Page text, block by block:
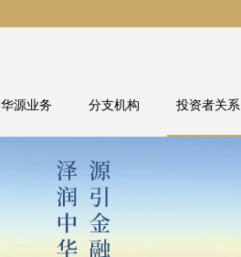
华源业务 分支机构 投资者关系